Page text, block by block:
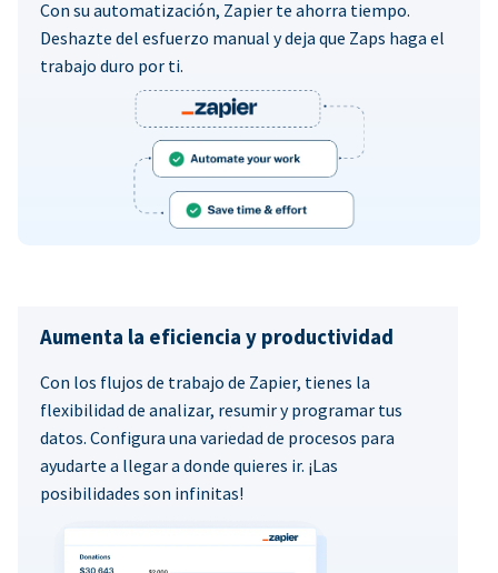
Con su automatización, Zapier te ahorra tiempo.
Deshazte del esfuerzo manual y deja que Zaps haga el
trabajo duro por ti.
Aumenta la eficiencia y productividad
Con los flujos de trabajo de Zapier, tienes la
flexibilidad de analizar, resumir y programar tus
datos. Configura una variedad de procesos para
ayudarte a llegar a donde quieres ir. ¡Las
posibilidades son infinitas!